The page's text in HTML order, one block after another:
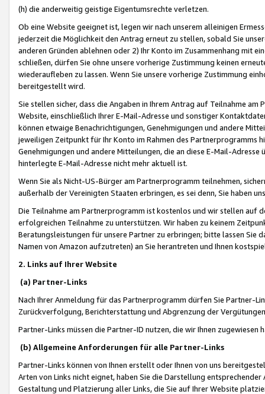
(h) die anderweitig geistige Eigentumsrechte verletzen.
Ob eine Website geeignet ist, legen wir nach unserem alleinigen
jederzeit die Möglichkeit den Antrag erneut zu stellen, sobald Sie
anderen Gründen ablehnen oder 2) Ihr Konto im Zusammenhang mit
schließen, dürfen Sie ohne unsere vorherige Zustimmung keinen
wiederaufleben zu lassen. Wenn Sie unsere vorherige Zustimmung
bereitgestellt wird.
Sie stellen sicher, dass die Angaben in Ihrem Antrag auf Teilnahme
Website, einschließlich Ihrer E-Mail-Adresse und sonstiger
können etwaige Benachrichtigungen, Genehmigungen und andere
jeweiligen Zeitpunkt für Ihr Konto im Rahmen des Partnerprogramms
Genehmigungen und andere Mitteilungen, die an diese E-Mail-
hinterlegte E-Mail-Adresse nicht mehr aktuell ist.
Wenn Sie als Nicht-US-Bürger am Partnerprogramm teilnehmen,
außerhalb der Vereinigten Staaten erbringen, es sei denn, Sie haben
Die Teilnahme am Partnerprogramm ist kostenlos und wir stellen auf
erfolgreichen Teilnahme zu unterstützen. Wir haben zu keinem
Beratungsleistungen für unsere Partner zu erbringen; bitte lassen Sie
Namen von Amazon aufzutreten) an Sie herantreten und Ihnen
2. Links auf Ihrer Website
(a) Partner-Links
Nach Ihrer Anmeldung für das Partnerprogramm dürfen Sie Partner-
Zurückverfolgung, Berichterstattung und Abgrenzung der
Partner-Links müssen die Partner-ID nutzen, die wir Ihnen zugewiesen
(b) Allgemeine Anforderungen für alle Partner-Links
Partner-Links können von Ihnen erstellt oder Ihnen von uns
Arten von Links nicht eignet, haben Sie die Darstellung
Gestaltung und Platzierung aller Links, die Sie auf Ihrer Website